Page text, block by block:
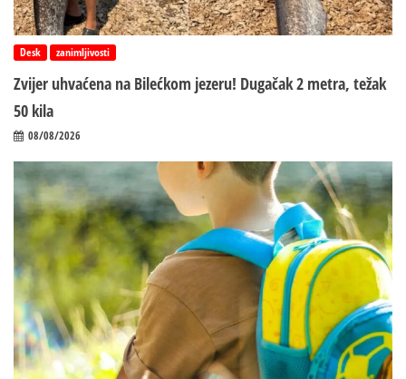
Desk zanimljivosti
Zvijer uhvaćena na Bilećkom jezeru! Dugačak 2 metra, težak
50 kila
08/08/2026